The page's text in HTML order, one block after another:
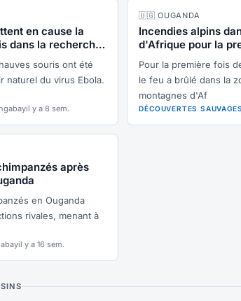
en cause la
dans la recherche
souris ont été
naturel du virus Ebola.
il y a 8 sem.
🇺🇬 OUGANDA
Incendies alpins
d'Afrique pour la
Pour la première fois
le feu a brûlé dans la
montagnes d'Af
DÉCOUVERTES SAUVAGES
après
en Ouganda
rivales, menant à
il y a 16 sem.